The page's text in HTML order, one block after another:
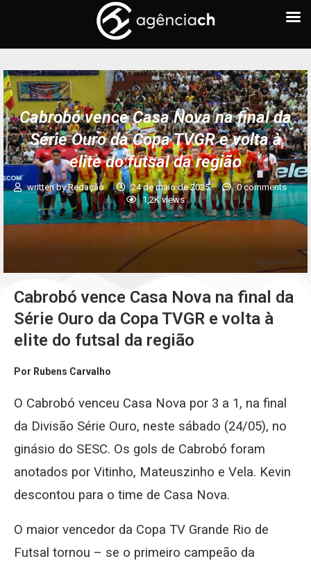
Cabrobó vence Casa Nova na final da
Série Ouro da Copa TVGR e volta à
elite do futsal da região
written byRedação 24 de maio de 2025
0 comments
1,2Kviews
Cabrobó vence Casa Nova na final da
Série Ouro da Copa TVGR e volta à
elite do futsal da região
Por Rubens Carvalho
O Cabrobó venceu Casa Nova por 3 a 1, na final
da Divisão Série Ouro, neste sábado (24/05), no
ginásio do SESC. Os gols de Cabrobó foram
anotados por Vitinho, Mateuszinho e Vela. Kevin
descontou para o time de Casa Nova.
O maior vencedor da Copa TV Grande Rio de
Futsal tornou – se o primeiro campeão da